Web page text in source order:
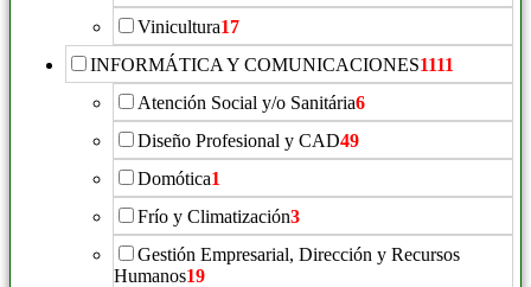
Vinicultura17
INFORMÁTICA Y COMUNICACIONES1111
Atención Social y/o Sanitária6
Diseño Profesional y CAD49
Domótica1
Frío y Climatización3
Gestión Empresarial, Dirección y Recursos
Humanos19